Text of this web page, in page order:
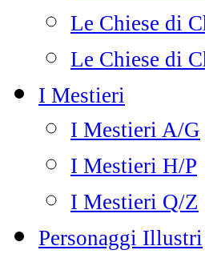
Le Chiese di
Le Chiese di
I Mestieri
I Mestieri A/G
I Mestieri H/P
I Mestieri Q/Z
Personaggi Illustri